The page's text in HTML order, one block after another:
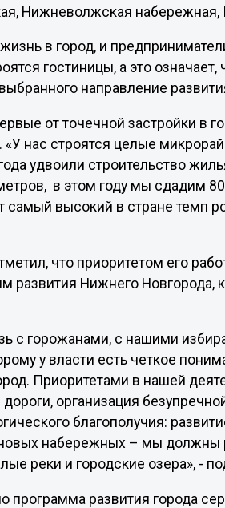
Нижневолжская
в город, и
гостиницы, а это
направление
от точечной застройки в
нас строятся целые
удвоили строительство
в этом году мы сдадим
самый высокий в стране темп
что приоритетом его
развития Нижнего
с горожанами, с нашими
у власти есть четкое
Приоритетами в нашей
организация
благополучия:
набережных – мы должны
реки и городские озера», -
программа развития города